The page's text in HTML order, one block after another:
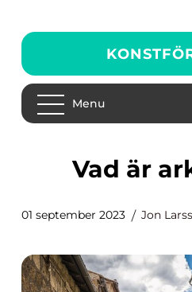
Menu
Vad är
01 september 2023 Jon